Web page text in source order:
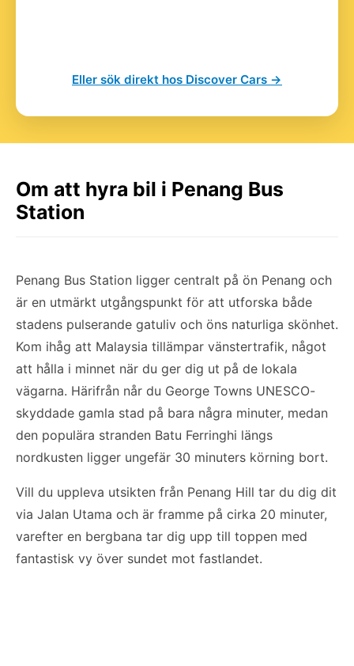
Eller sök direkt hos Discover Cars →
Om att hyra bil i Penang Bus
Station
Penang Bus Station ligger centralt på ön Penang och
är en utmärkt utgångspunkt för att utforska både
stadens pulserande gatuliv och öns naturliga skönhet.
Kom ihåg att Malaysia tillämpar vänstertrafik, något
att hålla i minnet när du ger dig ut på de lokala
vägarna. Härifrån når du George Towns UNESCO-
skyddade gamla stad på bara några minuter, medan
den populära stranden Batu Ferringhi längs
nordkusten ligger ungefär 30 minuters körning bort.
Vill du uppleva utsikten från Penang Hill tar du dig dit
via Jalan Utama och är framme på cirka 20 minuter,
varefter en bergbana tar dig upp till toppen med
fantastisk vy över sundet mot fastlandet.